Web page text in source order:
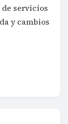
servicios
y cambios